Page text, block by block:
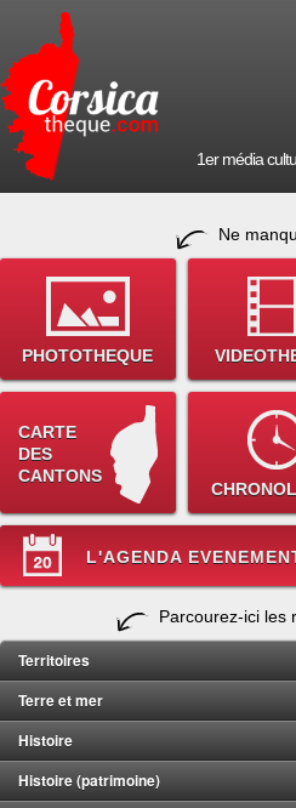
1er média
Ne
PHOTOTHEQUE
CARTE
DES
CANTONS
L'AGENDA
Parcourez-ici les
Territoires
Terre et mer
Histoire
Histoire (patrimoine)